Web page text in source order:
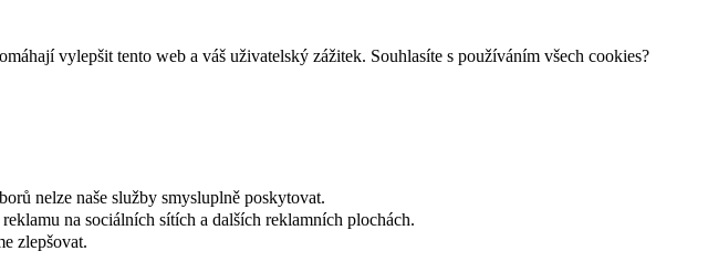
vylepšit tento web a váš uživatelský zážitek. Souhlasíte s používáním všech cookies?
nelze naše služby smysluplně poskytovat.
na sociálních sítích a dalších reklamních plochách.
zlepšovat.